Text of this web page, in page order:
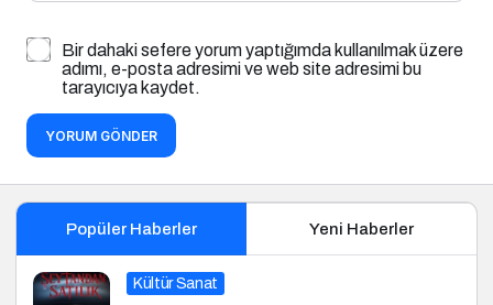
Bir dahaki sefere yorum yaptığımda kullanılmak üzere
adımı, e-posta adresimi ve web site adresimi bu
tarayıcıya kaydet.
YORUM GÖNDER
Popüler Haberler Yeni Haberler
Kültür Sanat